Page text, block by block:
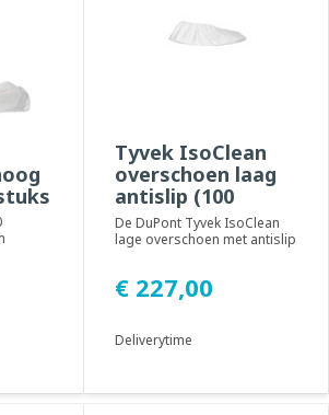
Tyvek IsoClean
overschoen laag
antislip (100
stuks)
De DuPont Tyvek IsoClean
lage overschoen met antislip
€ 227,00
Deliverytime